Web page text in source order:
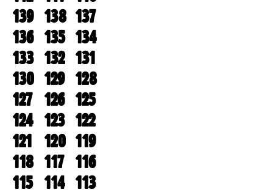
139 138 137
136 135 134
133 132 131
130 129 128
127 126 125
124 123 122
121
120 119
118 117 116
115 114 113